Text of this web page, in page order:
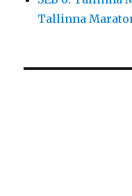
Tallinna